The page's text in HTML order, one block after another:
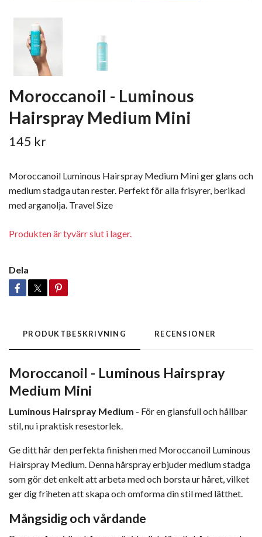
Moroccanoil - Luminous
Hairspray Medium Mini
145 kr
Moroccanoil Luminous Hairspray Medium Mini ger glans och
medium stadga utan rester. Perfekt för alla frisyrer, berikad
med arganolja. Travel Size
Produkten är tyvärr slut i lager.
Dela
PRODUKTBESKRIVNING RECENSIONER
Moroccanoil - Luminous Hairspray
Medium Mini
Luminous Hairspray Medium - För en glansfull och hållbar
stil, nu i praktisk resestorlek.
Ge ditt hår den perfekta finishen med Moroccanoil Luminous
Hairspray Medium. Denna hårspray erbjuder medium stadga
som gör det enkelt att arbeta med och borsta ur håret, vilket
ger dig friheten att skapa och omforma din stil med lätthet.
Mångsidig och vårdande